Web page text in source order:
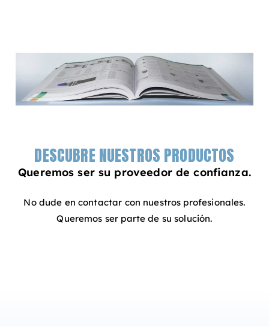
DESCUBRE NUESTROS PRODUCTOS
Queremos ser su proveedor de confianza.
No dude en contactar con nuestros profesionales.
Queremos ser parte de su solución.